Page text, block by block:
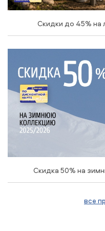
Скидки до 45% на
Скидка 50% на
все